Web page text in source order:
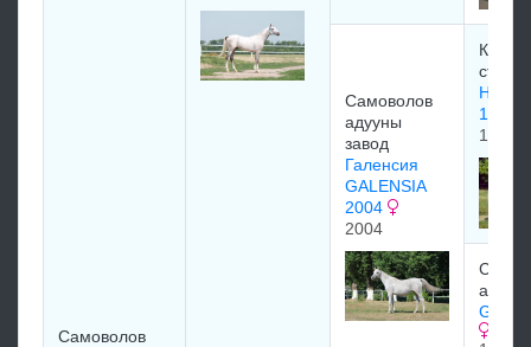
Самоволов
Самоволов
адууны
завод
Галенсия
GALENSIA
2004
2004
стад
Наган
1988
1988